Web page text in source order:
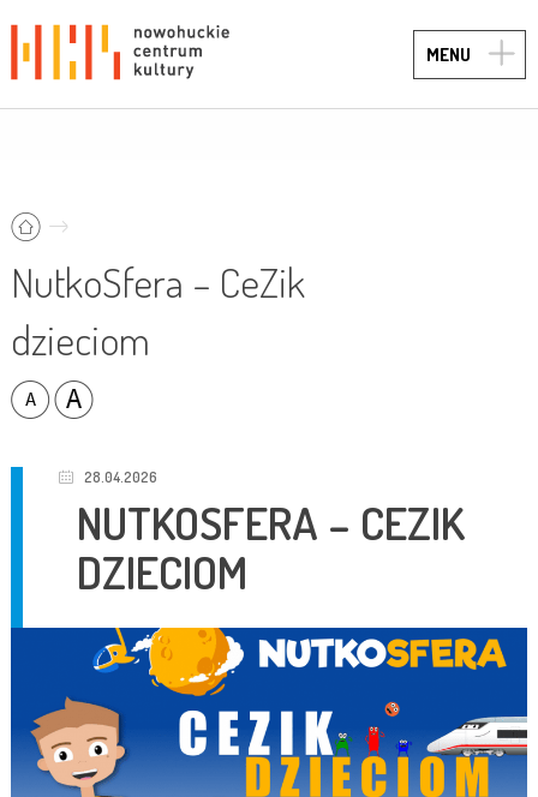
MENU
NutkoSfera – CeZik
dzieciom
28.04.2026
NUTKOSFERA – CEZIK
DZIECIOM